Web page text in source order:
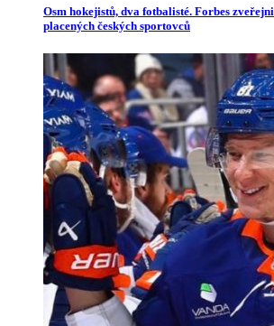
Osm hokejistů, dva fotbalisté. Forbes
placených českých sportovců